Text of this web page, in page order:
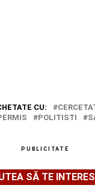
CU:
POLITISTI
PUBLICITATE
SĂ TE